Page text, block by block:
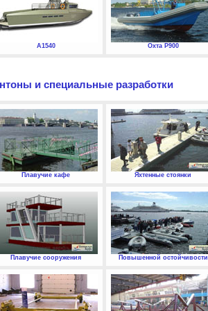
А1540 Охта P900
и специальные разработки
Плавучие кафе Яхтенные стоянки
Плавучие сооружения Повышенной остойчивости